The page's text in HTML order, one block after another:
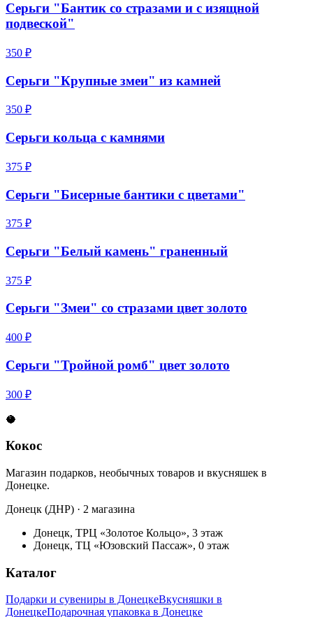
Серьги "Бантик со стразами и с изящной
подвеской"
350 ₽
Серьги "Крупные змеи" из камней
350 ₽
Серьги кольца с камнями
375 ₽
Серьги "Бисерные бантики с цветами"
375 ₽
Серьги "Белый камень" граненный
375 ₽
Серьги "Змеи" со стразами цвет золото
400 ₽
Серьги "Тройной ромб" цвет золото
300 ₽
🥥
Кокос
Магазин подарков, необычных товаров и вкусняшек в
Донецке.
Донецк (ДНР) · 2 магазина
Донецк, ТРЦ «Золотое Кольцо», 3 этаж
Донецк, ТЦ «Юзовский Пассаж», 0 этаж
Каталог
Подарки и сувениры в ДонецкеВкусняшки в
ДонецкеПодарочная упаковка в Донецке